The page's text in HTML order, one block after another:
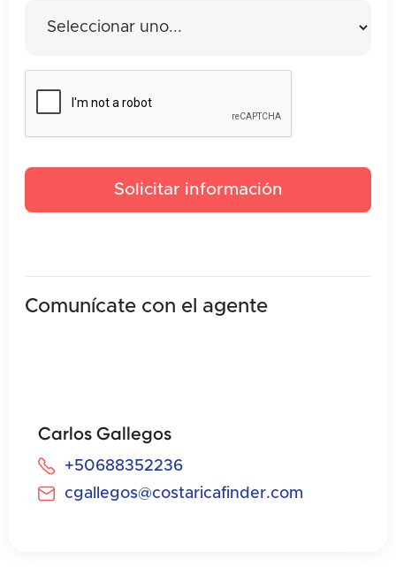
Comunícate con el agente
Carlos Gallegos
+50688352236
cgallegos@costaricafinder.com